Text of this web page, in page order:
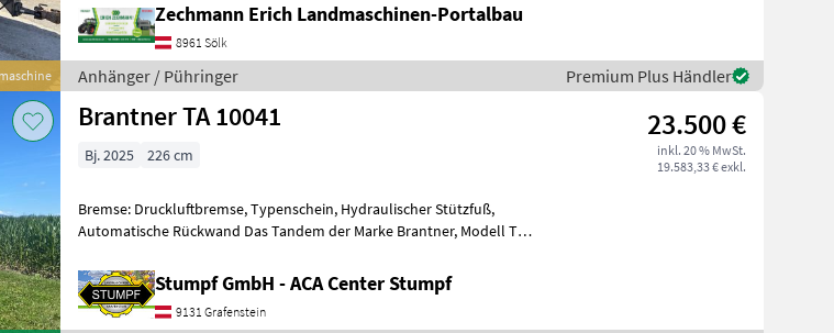
Zechmann Erich Landmaschinen-Portalbau
8961 Sölk
Anhänger / Pühringer Premium Plus Händler
Brantner TA 10041 23.500 €
inkl. 20 % MwSt.
19.583,33 € exkl.
Bj. 2025 226 cm
Bremse: Druckluftbremse, Typenschein, Hydraulischer Stützfuß,
Automatische Rückwand Das Tandem der Marke Brantner, Modell TA
Stumpf GmbH - ACA Center Stumpf
9131 Grafenstein